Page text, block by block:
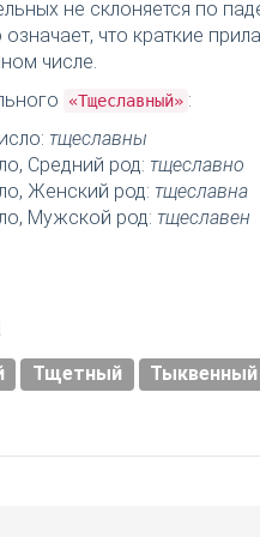
не склоняется по
означает, что краткие
числе.
«Тщеславный» :
тщеславны
Средний род: тщеславно
Женский род: тщеславна
Мужской род: тщеславен
Тщетный Тыквенный